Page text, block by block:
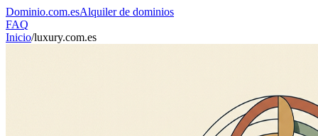
Dominio.com.esAlquiler de dominios
FAQ
Inicio/luxury.com.es